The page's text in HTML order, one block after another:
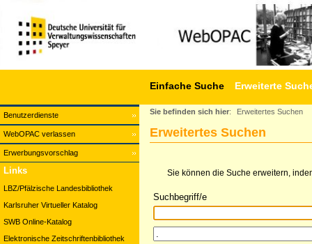
Benutzerdienste
WebOPAC verlassen
Erwerbungsvorschlag
Einfache Suche Erweiterte
Links
LBZ/Pfälzische Landesbibliothek
Karlsruher Virtueller Katalog
SWB Online-Katalog
Elektronische Zeitschriftenbibliothek
Sie befinden sich hier: Erweitertes Suchen
Erweitertes Suchen
Sie können die Suche erweitern,
Suchbegriff/e